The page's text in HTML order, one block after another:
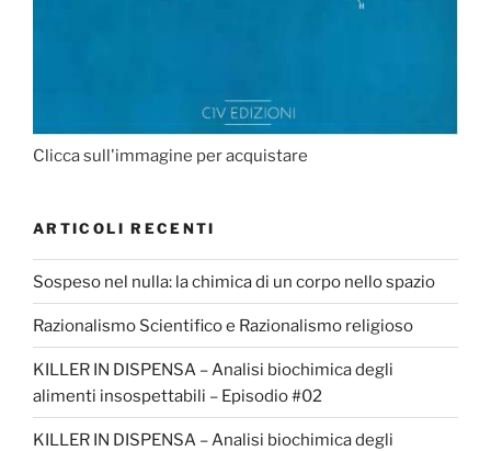
Clicca sull'immagine per acquistare
ARTICOLI RECENTI
Sospeso nel nulla: la chimica di un corpo nello spazio
Razionalismo Scientifico e Razionalismo religioso
KILLER IN DISPENSA – Analisi biochimica degli
alimenti insospettabili – Episodio #02
KILLER IN DISPENSA – Analisi biochimica degli